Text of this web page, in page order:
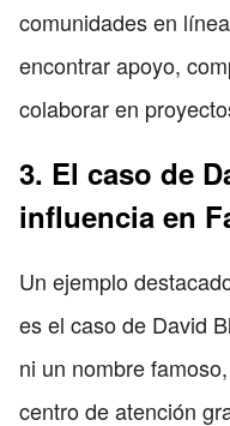
comunidades en
encontrar apoyo,
colaborar en
3. El caso de
influencia en
Un ejemplo
es el caso de David
ni un nombre
centro de atención